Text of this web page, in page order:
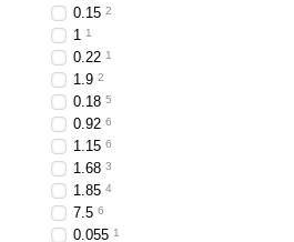
0.15 2
1 1
0.22 1
1.9 2
0.18 5
0.92 6
1.15 6
1.68 3
1.85 4
7.5 6
0.055 1